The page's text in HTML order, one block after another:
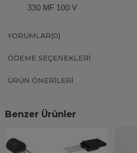
330 MF 100 V
YORUMLAR(0)
ÖDEME SEÇENEKLERI
ÜRÜN ÖNERILERI
Benzer Ürünler